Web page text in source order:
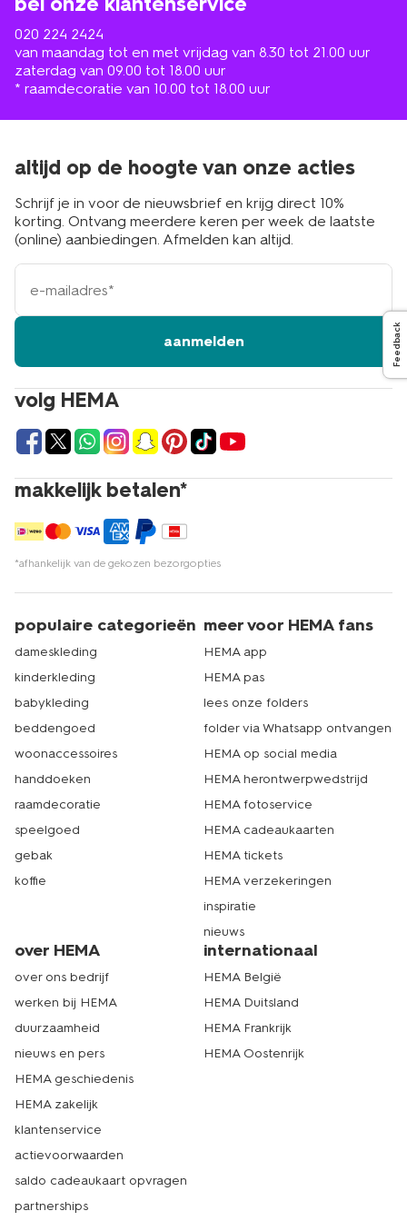
020 224 2424
van maandag tot en met vrijdag van 8.30 tot 21.00 uur
zaterdag van 09.00 tot 18.00 uur
* raamdecoratie van 10.00 tot 18.00 uur
volg HEMA
makkelijk betalen*
*afhankelijk van de gekozen bezorgopties
altijd op de hoogte van onze acties
Schrijf je in voor de nieuwsbrief en krijg direct 10%
korting. Ontvang meerdere keren per week de laatste
(online) aanbiedingen. Afmelden kan altijd.
e-
mailadres
aanmelden
populaire categorieën
dameskleding
kinderkleding
babykleding
beddengoed
woonaccessoires
handdoeken
raamdecoratie
speelgoed
gebak
koffie
meer voor HEMA fans
HEMA app
HEMA pas
lees onze folders
folder via Whatsapp ontvangen
HEMA op social media
HEMA herontwerpwedstrijd
HEMA fotoservice
HEMA cadeaukaarten
HEMA tickets
HEMA verzekeringen
inspiratie
nieuws
over HEMA
over ons bedrijf
werken bij HEMA
duurzaamheid
nieuws en pers
HEMA geschiedenis
HEMA zakelijk
klantenservice
actievoorwaarden
saldo cadeaukaart opvragen
partnerships
internationaal
HEMA België
HEMA Duitsland
HEMA Frankrijk
HEMA Oostenrijk
Feedback